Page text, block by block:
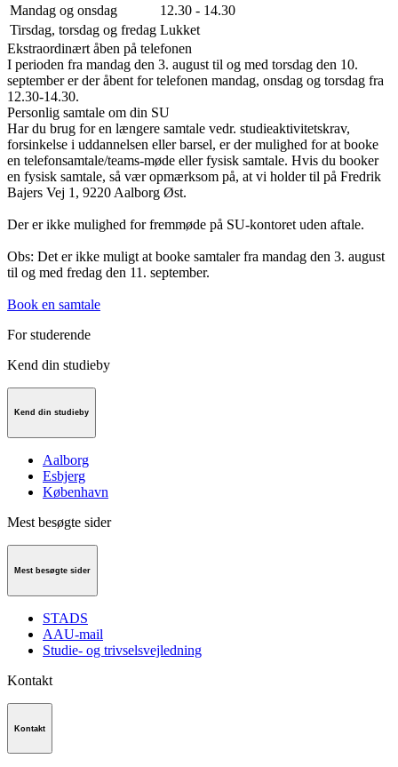
Mandag og onsdag
12.30 - 14.30
Tirsdag, torsdag og fredag Lukket
Ekstraordinært åben på telefonen
I perioden fra mandag den 3. august til og med torsdag den 10.
september er der åbent for telefonen mandag, onsdag og torsdag fra
12.30-14.30.
Personlig samtale om din SU
Har du brug for en længere samtale vedr. studieaktivitetskrav,
forsinkelse i uddannelsen eller barsel, er der mulighed for at booke
en telefonsamtale/teams-møde eller fysisk samtale. Hvis du booker
en fysisk samtale, så vær opmærksom på, at vi holder til på Fredrik
Bajers Vej 1, 9220 Aalborg Øst.
Der er ikke mulighed for fremmøde på SU-kontoret uden aftale.
Obs: Det er ikke muligt at booke samtaler fra mandag den 3. august
til og med fredag den 11. september.
Book en samtale
For studerende
Kend din studieby
Kend din studieby
Aalborg
Esbjerg
København
Mest besøgte sider
Mest besøgte sider
STADS
AAU-mail
Studie- og trivselsvejledning
Kontakt
Kontakt